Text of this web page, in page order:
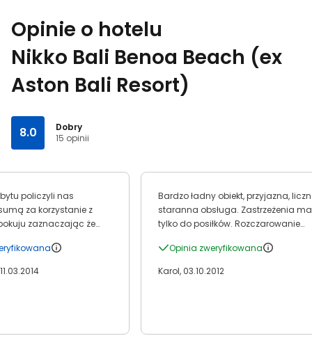
Opinie o hotelu
Nikko Bali Benoa Beach (ex
Aston Bali Resort)
8.0
Dobry
15 opinii
policzyli nas
za korzystanie z
zaznaczając że
z recepcji przebieg
do środka autobusu
Bardzo ładny obiekt, przyjazna,
staranna obsługa. Zastrzeżenia
tylko do posiłków. Rozczarowanie
przyzwoitej jakości owoców , w tym
także zwykłych, lokalnych.
serwowania posiłków jest
pobyty. Chyba tylko z okolicy
Opinia zweryfikowana
Karol, 03.10.2012